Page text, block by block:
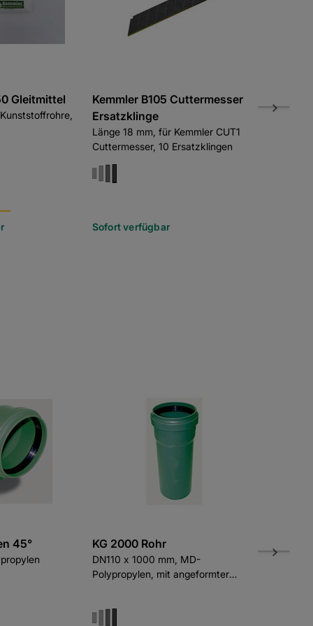
Gleitmittel
Kemmler B105 Cuttermesser
Ersatzklinge
Länge 18 mm, für Kemmler CUT1
Cuttermesser, 10 Ersatzklingen
Sofort verfügbar
45° KG 2000 Rohr
DN110 x 1000 mm, MD-
Polypropylen, mit angeformter
20 kg/